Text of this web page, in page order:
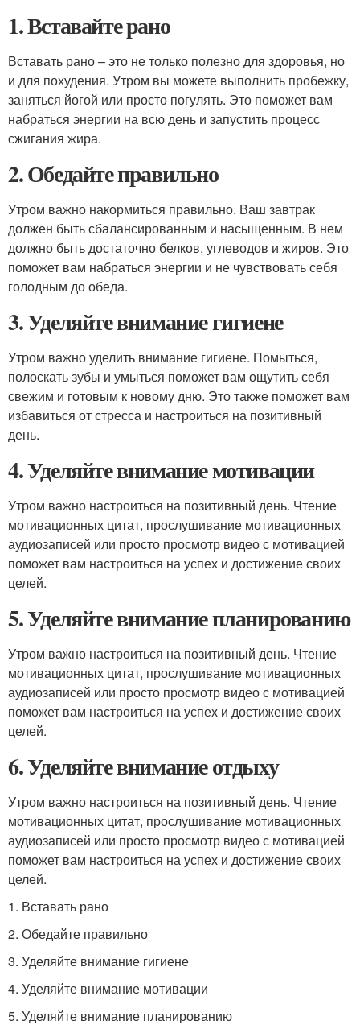
1. Вставайте рано
Вставать рано – это не только полезно для здоровья, но
и для похудения. Утром вы можете выполнить пробежку,
заняться йогой или просто погулять. Это поможет вам
набраться энергии на всю день и запустить процесс
сжигания жира.
2. Обедайте правильно
Утром важно накормиться правильно. Ваш завтрак
должен быть сбалансированным и насыщенным. В нем
должно быть достаточно белков, углеводов и жиров. Это
поможет вам набраться энергии и не чувствовать себя
голодным до обеда.
3. Уделяйте внимание гигиене
Утром важно уделить внимание гигиене. Помыться,
полоскать зубы и умыться поможет вам ощутить себя
свежим и готовым к новому дню. Это также поможет вам
избавиться от стресса и настроиться на позитивный
день.
4. Уделяйте внимание мотивации
Утром важно настроиться на позитивный день. Чтение
мотивационных цитат, прослушивание мотивационных
аудиозаписей или просто просмотр видео с мотивацией
поможет вам настроиться на успех и достижение своих
целей.
5. Уделяйте внимание планированию
Утром важно настроиться на позитивный день. Чтение
мотивационных цитат, прослушивание мотивационных
аудиозаписей или просто просмотр видео с мотивацией
поможет вам настроиться на успех и достижение своих
целей.
6. Уделяйте внимание отдыху
Утром важно настроиться на позитивный день. Чтение
мотивационных цитат, прослушивание мотивационных
аудиозаписей или просто просмотр видео с мотивацией
поможет вам настроиться на успех и достижение своих
целей.
1. Вставать рано
2. Обедайте правильно
3. Уделяйте внимание гигиене
4. Уделяйте внимание мотивации
5. Уделяйте внимание планированию